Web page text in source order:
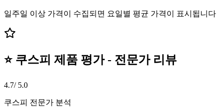
일주일 이상 가격이 수집되면 요일별 평균 가격이 표시됩니다
⭐ 쿠스피 제품 평가 - 전문가 리뷰
4.7/ 5.0
쿠스피 전문가 분석